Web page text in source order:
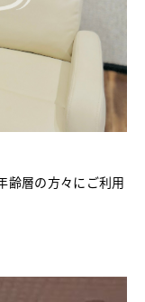
齢層の方々にご利用